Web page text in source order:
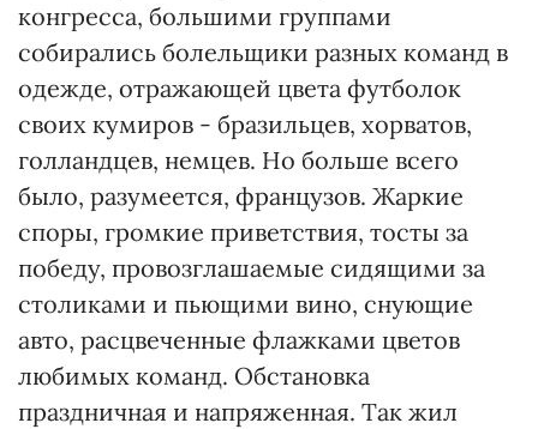
конгресса, большими группами
собирались болельщики разных команд в
одежде, отражающей цвета футболок
своих кумиров - бразильцев, хорватов,
голландцев, немцев. Но больше всего
было, разумеется, французов. Жаркие
споры, громкие приветствия, тосты за
победу, провозглашаемые сидящими за
столиками и пьющими вино, снующие
авто, расцвеченные флажками цветов
любимых команд. Обстановка
праздничная и напряженная. Так жил